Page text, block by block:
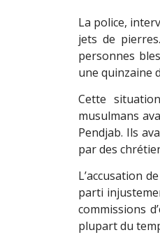
La police,
jets de
personnes
une quinzaine
Cette
musulmans
Pendjab. Ils
par des
L’accusation
parti
commissions
plupart du